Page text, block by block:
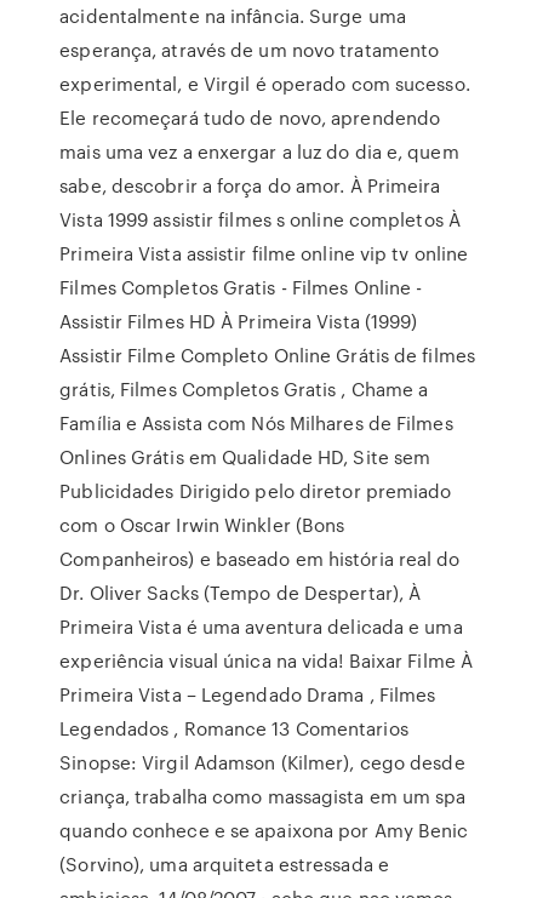
acidentalmente na infância. Surge uma
esperança, através de um novo tratamento
experimental, e Virgil é operado com sucesso.
Ele recomeçará tudo de novo, aprendendo
mais uma vez a enxergar a luz do dia e, quem
sabe, descobrir a força do amor. À Primeira
Vista 1999 assistir filmes s online completos À
Primeira Vista assistir filme online vip tv online
Filmes Completos Gratis - Filmes Online -
Assistir Filmes HD À Primeira Vista (1999)
Assistir Filme Completo Online Grátis de filmes
grátis, Filmes Completos Gratis , Chame a
Família e Assista com Nós Milhares de Filmes
Onlines Grátis em Qualidade HD, Site sem
Publicidades Dirigido pelo diretor premiado
com o Oscar Irwin Winkler (Bons
Companheiros) e baseado em história real do
Dr. Oliver Sacks (Tempo de Despertar), À
Primeira Vista é uma aventura delicada e uma
experiência visual única na vida! Baixar Filme À
Primeira Vista – Legendado Drama , Filmes
Legendados , Romance 13 Comentarios
Sinopse: Virgil Adamson (Kilmer), cego desde
criança, trabalha como massagista em um spa
quando conhece e se apaixona por Amy Benic
(Sorvino), uma arquiteta estressada e